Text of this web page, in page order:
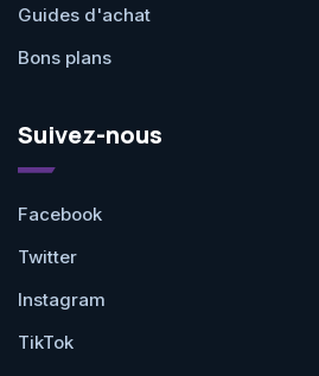
Guides d'achat
Bons plans
Suivez-nous
Facebook
Twitter
Instagram
TikTok